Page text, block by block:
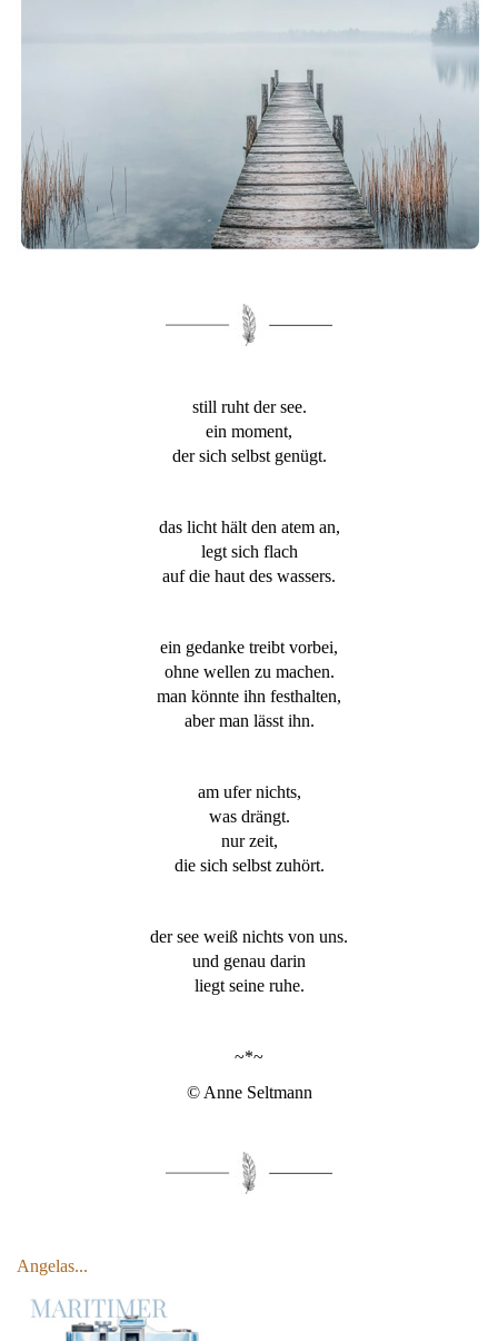
still ruht der see.
ein moment,
der sich selbst genügt.
das licht hält den atem an,
legt sich flach
auf die haut des wassers.
ein gedanke treibt vorbei,
ohne wellen zu machen.
man könnte ihn festhalten,
aber man lässt ihn.
am ufer nichts,
was drängt.
nur zeit,
die sich selbst zuhört.
der see weiß nichts von uns.
und genau darin
liegt seine ruhe.
~*~
© Anne Seltmann
Angelas...